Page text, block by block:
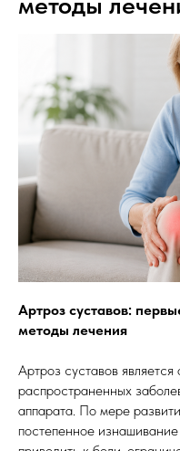
Артроз суставов:
методы лечения
Артроз суставов
распространенных
аппарата. По мере
постепенное